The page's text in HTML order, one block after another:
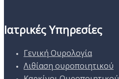
Ιατρικές Υπηρεσίες
Γενική Ουρολογία
Λιθίαση ουροποιητικού